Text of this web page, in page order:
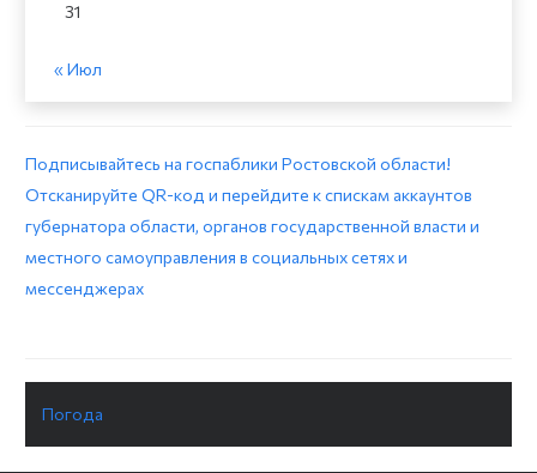
31
« Июл
Подписывайтесь на госпаблики Ростовской области!
Отсканируйте QR-код и перейдите к спискам аккаунтов
губернатора области, органов государственной власти и
местного самоуправления в социальных сетях и
мессенджерах
Погода